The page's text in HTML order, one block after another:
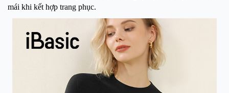
mái khi kết hợp trang phục.